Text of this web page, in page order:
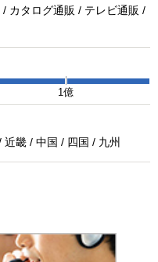
カタログ通販 / テレビ通販 /
1億
畿 / 中国 / 四国 / 九州